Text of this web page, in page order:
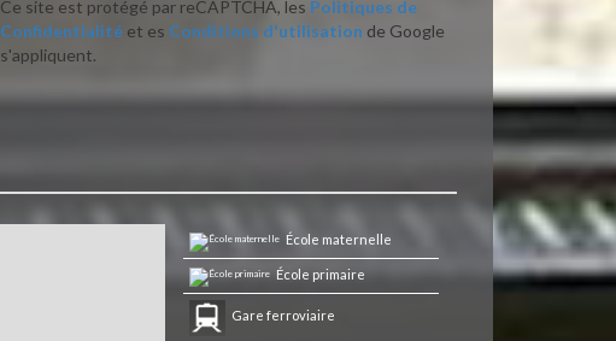
Ce site est protégé par reCAPTCHA, les Politiques de
Confidentialité et es Conditions d'utilisation de Google
s'appliquent.
École maternelle
École primaire
Gare ferroviaire